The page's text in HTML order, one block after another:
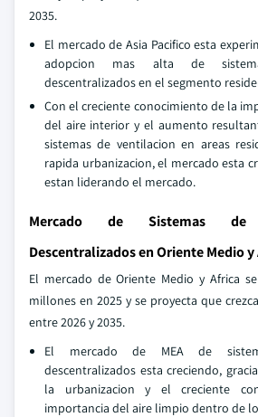
2035.
El mercado de Asia Pacifico esta
adopcion mas alta de
descentralizados en el segmento
Con el creciente conocimiento de la
del aire interior y el aumento
sistemas de ventilacion en areas
rapida urbanizacion, el mercado esta
estan liderando el mercado.
Mercado de Sistemas de
Descentralizados en Oriente Medio y
El mercado de Oriente Medio y Africa
millones en 2025 y se proyecta que
entre 2026 y 2035.
El mercado de MEA de
descentralizados esta creciendo,
la urbanizacion y el creciente
importancia del aire limpio dentro de